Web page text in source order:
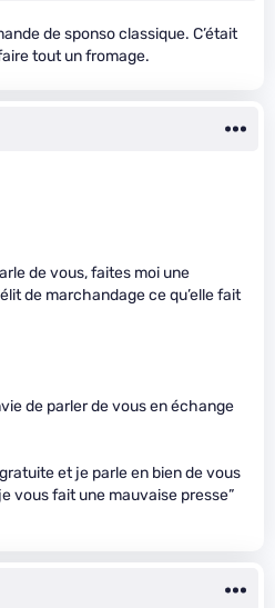
de sponso classique. C’était
tout un fromage.
de vous, faites moi une
de marchandage ce qu’elle fait
de parler de vous en échange
et je parle en bien de vous
vous fait une mauvaise presse”